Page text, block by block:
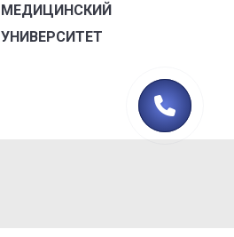
МЕДИЦИНСКИЙ
УНИВЕРСИТЕТ